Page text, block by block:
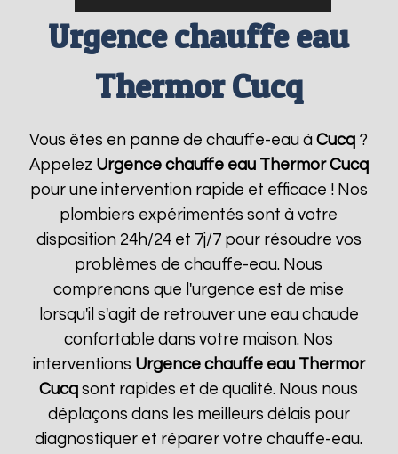
Urgence chauffe eau
Thermor Cucq
Vous êtes en panne de chauffe-eau àCucq ?
Appelez Urgence chauffe eau Thermor Cucq
pour une intervention rapide et efficace ! Nos
plombiers expérimentés sont à votre
disposition 24h/24 et 7j/7 pour résoudre vos
problèmes de chauffe-eau. Nous
comprenons que l'urgence est de mise
lorsqu'il s'agit de retrouver une eau chaude
confortable dans votre maison. Nos
interventions Urgence chauffe eau Thermor
Cucq sont rapides et de qualité. Nous nous
déplaçons dans les meilleurs délais pour
diagnostiquer et réparer votre chauffe-eau.